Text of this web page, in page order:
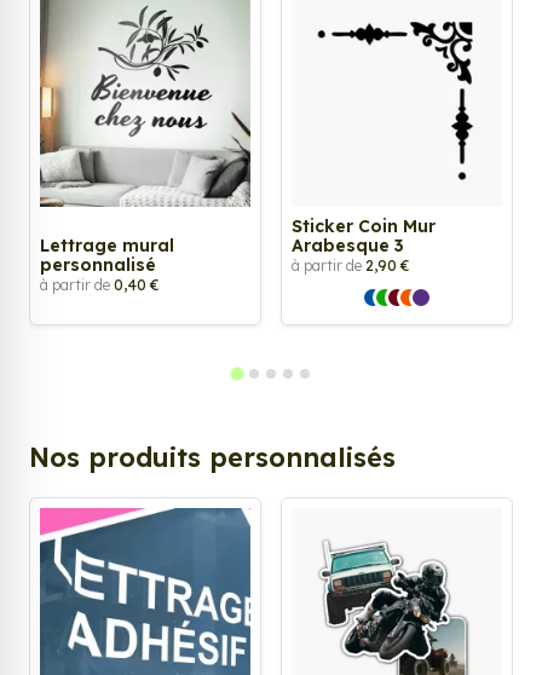
Lettrage mural
personnalisé
à partir de 0,40 €
Sticker Coin Mur
Arabesque 3
à partir de 2,90 €
Nos produits personnalisés